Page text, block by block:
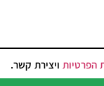
הפרטיות ויצירת קשר.